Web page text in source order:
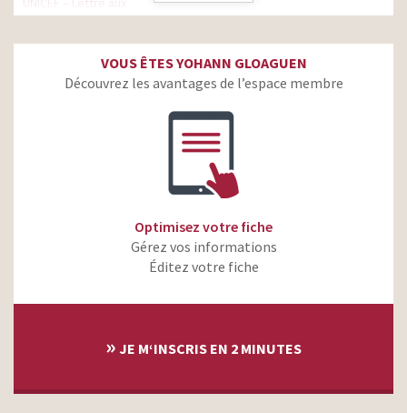
enfants – Mes chers
réalisateur
Randstad – I get a job
réalisateur
réalisateur
réalisateur
VOUS ÊTES YOHANN GLOAGUEN
Découvrez les avantages de l’espace membre
Optimisez votre fiche
Gérez vos informations
Éditez votre fiche
» JE M‘INSCRIS EN 2 MINUTES